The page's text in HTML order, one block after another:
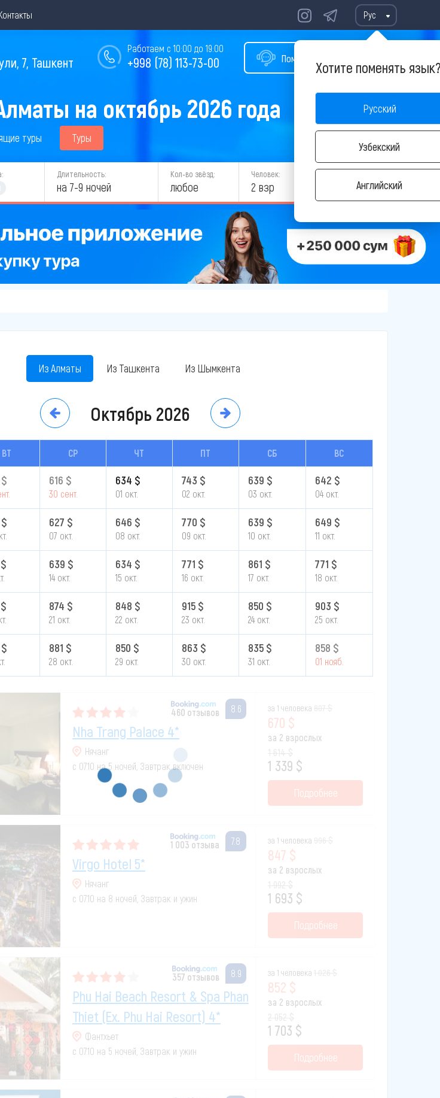
Рус
Хотите поменять
Русский
Узбекский
Английский
Помощь в подборе тура
Работаем с 10:00 до 19:00
+998 (78) 113-73-00
7, Ташкент
на октябрь 2026 года
туры Туры
Длительность:
на 7-9 ночей
Кол-во звёзд:
любое
Человек:
2 взр НАЙТИ
Из Алматы Из Ташкента Из Шымкента
Октябрь 2026
ВТ СР ЧТ ПТ СБ ВС
616 $
30 сент.
634 $
01 окт.
743 $
02 окт.
639 $
03 окт.
642 $
04 окт.
627 $
07 окт.
646 $
08 окт.
770 $
09 окт.
639 $
10 окт.
649 $
11 окт.
639 $
14 окт.
634 $
15 окт.
771 $
16 окт.
861 $
17 окт.
771 $
18 окт.
874 $
21 окт.
848 $
22 окт.
915 $
23 окт.
850 $
24 окт.
903 $
25 окт.
881 $
28 окт.
850 $
29 окт.
863 $
30 окт.
835 $
31 окт.
858 $
01 нояб.
460 отзывов 8.6
Nha Trang Palace 4*
Нячанг
с 07.10 на 5 ночей, Завтрак включен
за 1 человека
670 $
за 2 взрослых
1 339 $
Подробнее
1 003 отзыва 7.8
Virgo Hotel 5*
Нячанг
с 07.10 на 8 ночей, Завтрак и ужин
за 1 человека
847 $
за 2 взрослых
1 693 $
Подробнее
357 отзывов 8.9
Phu Hai Beach Resort & Spa Phan
Thiet (ex. Phu Hai Resort) 4*
Фантхьет
с 07.10 на 5 ночей, Завтрак и ужин
за 1 человека
852 $
за 2 взрослых
1 703 $
Подробнее